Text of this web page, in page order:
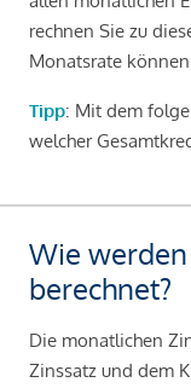
rechnen Sie zu
Monatsrate
Tipp: Mit dem
welcher
Wie
berechnet?
Die monatlichen
Zinssatz und dem